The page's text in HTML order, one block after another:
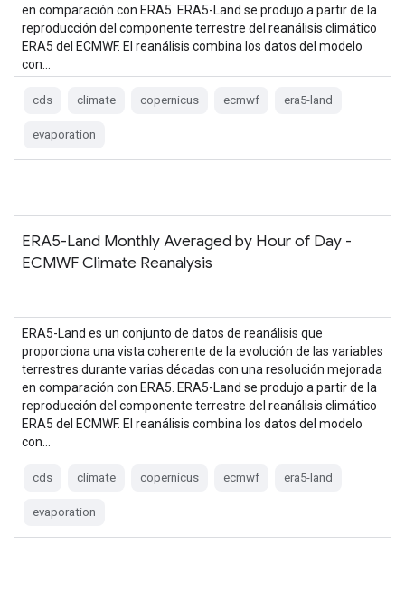
en comparación con ERA5. ERA5-Land se produjo a partir de la
reproducción del componente terrestre del reanálisis climático
ERA5 del ECMWF. El reanálisis combina los datos del modelo
con…
cds climate copernicus ecmwf era5-land
evaporation
ERA5-Land Monthly Averaged by Hour of Day -
ECMWF Climate Reanalysis
ERA5-Land es un conjunto de datos de reanálisis que
proporciona una vista coherente de la evolución de las variables
terrestres durante varias décadas con una resolución mejorada
en comparación con ERA5. ERA5-Land se produjo a partir de la
reproducción del componente terrestre del reanálisis climático
ERA5 del ECMWF. El reanálisis combina los datos del modelo
con…
cds climate copernicus ecmwf era5-land
evaporation